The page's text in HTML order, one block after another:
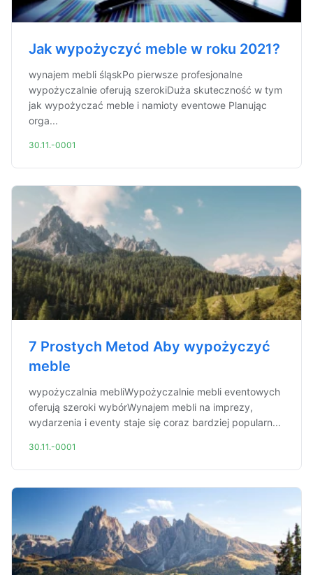
Jak wypożyczyć meble w roku 2021?
wynajem mebli śląskPo pierwsze profesjonalne
wypożyczalnie oferują szerokiDuża skuteczność w tym
jak wypożyczać meble i namioty eventowe Planując
orga...
30.11.-0001
7 Prostych Metod Aby wypożyczyć
meble
wypożyczalnia mebliWypożyczalnie mebli eventowych
oferują szeroki wybórWynajem mebli na imprezy,
wydarzenia i eventy staje się coraz bardziej popularn...
30.11.-0001